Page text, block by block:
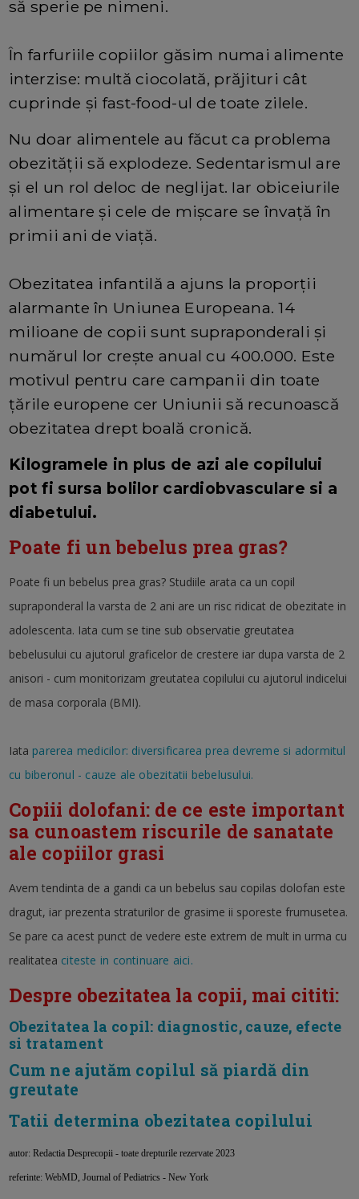
să sperie pe nimeni.
În farfuriile copiilor găsim numai alimente
interzise: multă ciocolată, prăjituri cât
cuprinde şi fast-food-ul de toate zilele.
Nu doar alimentele au făcut ca problema
obezităţii să explodeze. Sedentarismul are
şi el un rol deloc de neglijat. Iar obiceiurile
alimentare şi cele de mişcare se învaţă în
primii ani de viaţă.
Obezitatea infantilă a ajuns la proporţii
alarmante în Uniunea Europeana. 14
milioane de copii sunt supraponderali şi
numărul lor creşte anual cu 400.000. Este
motivul pentru care campanii din toate
ţările europene cer Uniunii să recunoască
obezitatea drept boală cronică.
Kilogramele in plus de azi ale copilului
pot fi sursa bolilor cardiobvasculare si a
diabetului.
Poate fi un bebelus prea gras?
Poate fi un bebelus prea gras? Studiile arata ca un copil
supraponderal la varsta de 2 ani are un risc ridicat de obezitate in
adolescenta. Iata cum se tine sub observatie greutatea
bebelusului cu ajutorul graficelor de crestere iar dupa varsta de 2
anisori - cum monitorizam greutatea copilului cu ajutorul indicelui
de masa corporala (BMI).
Iata parerea medicilor: diversificarea prea devreme si adormitul
cu biberonul - cauze ale obezitatii bebelusului.
Copiii dolofani: de ce este important
sa cunoastem riscurile de sanatate
ale copiilor grasi
Avem tendinta de a gandi ca un bebelus sau copilas dolofan este
dragut, iar prezenta straturilor de grasime ii sporeste frumusetea.
Se pare ca acest punct de vedere este extrem de mult in urma cu
realitatea citeste in continuare aici.
Despre obezitatea la copii, mai cititi:
Obezitatea la copil: diagnostic, cauze, efecte
si tratament
Cum ne ajutăm copilul să piardă din
greutate
Tatii determina obezitatea copilului
autor: Redactia Desprecopii - toate drepturile rezervate 2023
referinte: WebMD, Journal of Pediatrics - New York